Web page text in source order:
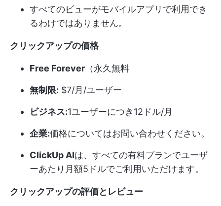
すべてのビューがモバイルアプリで利用でき
るわけではありません。
クリックアップの価格
Free Forever （永久無料
無制限: $7/月/ユーザー
ビジネス:1ユーザーにつき12ドル/月
企業:価格についてはお問い合わせください。
ClickUp AIは、すべての有料プランでユーザ
ーあたり月額5ドルでご利用いただけます。
クリックアップの評価とレビュー